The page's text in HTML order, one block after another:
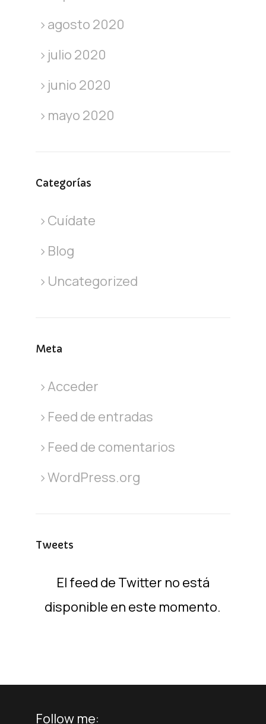
agosto 2020
julio 2020
junio 2020
mayo 2020
Categorías
Cuídate
Blog
Uncategorized
Meta
Acceder
Feed de entradas
Feed de comentarios
WordPress.org
Tweets
El feed de Twitter no está
disponible en este momento.
Follow me: